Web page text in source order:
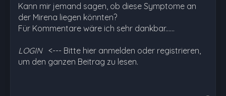
Kann mir jemand sagen, ob diese Symptome an
der Mirena liegen könnten?
Für Kommentare wäre ich sehr dankbar...…
LOGIN <--- Bitte hier anmelden oder registrieren,
um den ganzen Beitrag zu lesen.